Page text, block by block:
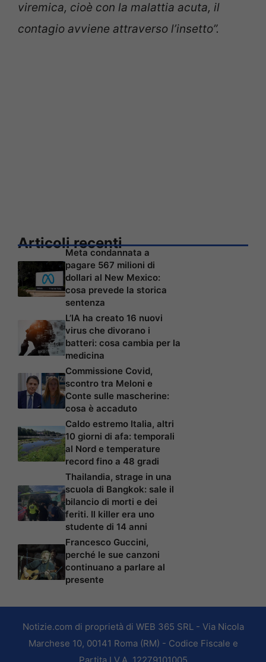
viremica, cioè con la malattia acuta, il
contagio avviene attraverso l’insetto”.
Articoli recenti
Meta condannata a
pagare 567 milioni di
dollari al New Mexico:
cosa prevede la storica
sentenza
L’IA ha creato 16 nuovi
virus che divorano i
batteri: cosa cambia per la
medicina
Commissione Covid,
scontro tra Meloni e
Conte sulle mascherine:
cosa è accaduto
Caldo estremo Italia, altri
10 giorni di afa: temporali
al Nord e temperature
record fino a 48 gradi
Thailandia, strage in una
scuola di Bangkok: sale il
bilancio di morti e dei
feriti. Il killer era uno
studente di 14 anni
Francesco Guccini,
perché le sue canzoni
continuano a parlare al
presente
Notizie.com di proprietà di WEB 365 SRL - Via Nicola
Marchese 10, 00141 Roma (RM) - Codice Fiscale e
Partita I.V.A. 12279101005